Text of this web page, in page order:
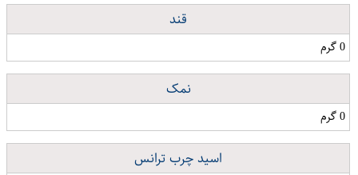
قند
0 گرم
نمک
0 گرم
اسید چرب ترانس